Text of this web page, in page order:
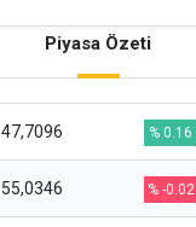
Piyasa Özeti
47,7096 % 0.16
55,0346 % -0.02